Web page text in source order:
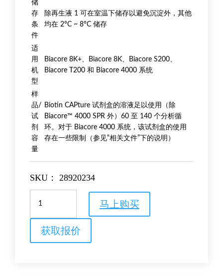
储
存
条
件
除再生液 1 可在室温下储存以避免沉淀外，其他
均在 2°C ~ 8°C 储存
适
用
机
型
Biacore 8K+、Biacore 8K、Biacore S200、
Biacore T200 和 Biacore 4000 系统
样
品/
试
剂
容
量
Biotin CAPture 试剂盒的溶液足以使用（除
Biacore™ 4000 SPR 外）60 至 140 个分析循
环。对于 Biacore 4000 系统，该试剂盒的使用
存在一些限制（参见“相关文件”下的说明）
SKU： 28920234
CAPture
盒，
S
马上购买
获取报价